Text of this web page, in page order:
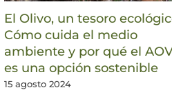
El Olivo, un tesoro
Cómo cuida el medio
ambiente y por qué el
es una opción sostenible
15 agosto 2024